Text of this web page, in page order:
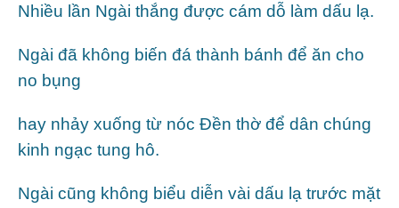
Nhiều lần Ngài thắng được cám dỗ làm dấu lạ.
Ngài đã không biến đá thành bánh để ăn cho
no bụng
hay nhảy xuống từ nóc Đền thờ để dân chúng
kinh ngạc tung hô.
Ngài cũng không biểu diễn vài dấu lạ trước mặt